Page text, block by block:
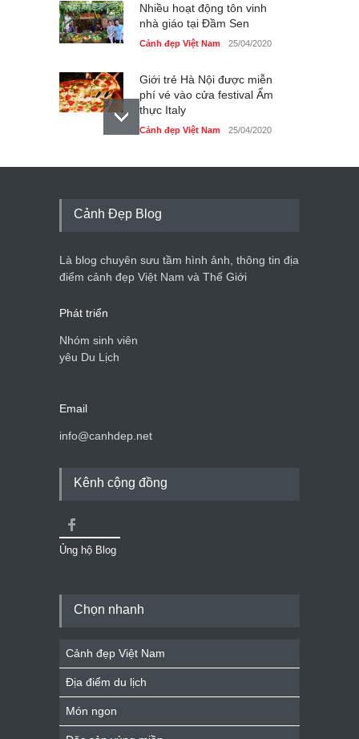
Nhiều hoạt động tôn vinh
nhà giáo tại Đầm Sen
Cảnh đẹp Việt Nam 25/04/2020
Giới trẻ Hà Nội được miễn
phí vé vào cửa festival Ẩm
thực Italy
Cảnh đẹp Việt Nam 25/04/2020
Tam giác mạch khoe sắc
du lịch quốc gia
Cảnh đẹp Việt Nam 24/04/2020
Cảnh Đẹp Blog
Là blog chuyên sưu tầm hình ảnh, thông tin địa
điểm cảnh đẹp Việt Nam và Thế Giới
Phát triển
Nhóm sinh viên
yêu Du Lịch
Email
info@canhdep.net
Kênh cộng đồng
Ủng hộ Blog
Chọn nhanh
Cảnh đẹp Việt Nam
Địa điểm du lịch
Món ngon